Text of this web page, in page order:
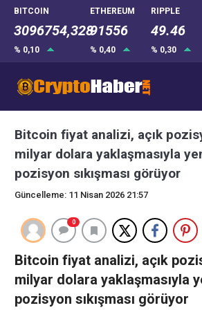
BITCOIN
3096754,328
% 0,10
ETHEREUM
91556
% 0,40
RIPPLE
49.46
% 0,30
Bitcoin fiyat analizi, açık
milyar dolara yaklaşmasıyla
pozisyon sıkışması görüyor
Güncelleme: 11 Nisan 2026 21:57
0
Bitcoin fiyat analizi, açık
milyar dolara yaklaşmasıyla
pozisyon sıkışması görüyor